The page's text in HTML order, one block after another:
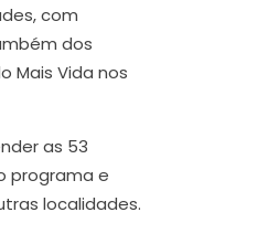
com
dos
Mais Vida nos
as 53
programa e
localidades.